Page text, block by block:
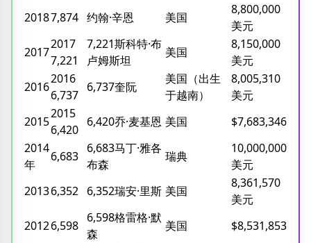
20187,874 约翰·辛恩 美国
8,800,000
美元
2017
2017
7,221
7,221斯科特·布
卢姆斯坦
美国
8,150,000
美元
2016
2016
6,737
6,737奎阮
美国（出生
于越南）
8,005,310
美元
2015
2015
6,420
6,420乔·麦基恩 美国
$7,683,346
2014
年
6,683
6,683马丁·雅各
布森
瑞典
10,000,000
美元
20136,352 6,352瑞安·里斯 美国
8,361,570
美元
20126,598
6,598格雷格·默
森
美国 $8,531,853